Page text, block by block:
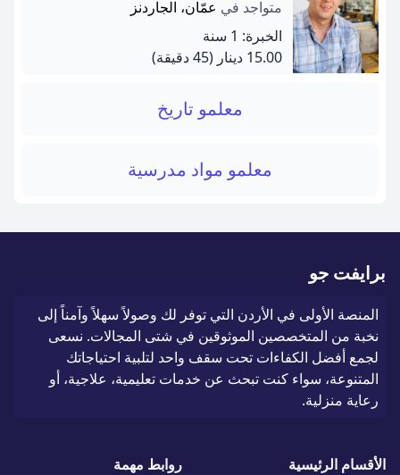
متواجد في عمّان، الجاردنز
الخبرة: 1 سنة
15.00 دينار
(45 دقيقة)
معلمو تاريخ
معلمو مواد مدرسية
برايفت جو
المنصة الأولى في الأردن التي توفر لك وصولاً سهلاً وآمناً إلى
نخبة من المتخصصين الموثوقين في شتى المجالات. نسعى
لجمع أفضل الكفاءات تحت سقف واحد لتلبية احتياجاتك
المتنوعة، سواء كنت تبحث عن خدمات تعليمية، علاجية، أو
رعاية منزلية.
الأقسام الرئيسية
روابط مهمة